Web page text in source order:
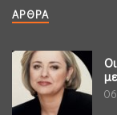
ΆΡΘΡΑ